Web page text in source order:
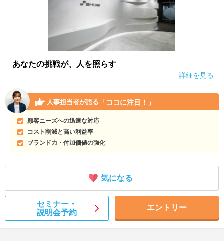
あなたの挑戦が、人を照らす
詳細を見る
人事担当者が語る 「ココに注目！」
顧客ニーズへの迅速な対応
コスト削減と高い利益率
ブランド力・付加価値の強化
気になる
セミナー・
説明会予約
エントリー